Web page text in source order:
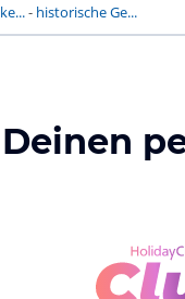
- historische Ge...